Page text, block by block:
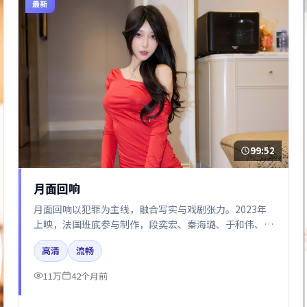
最新
99:52
月面回响
月面回响以犯罪为主线，融合写实与戏剧张力。2023年
上映，法国班底参与制作，段奕宏、秦海璐、于和伟、汤
唯、咏梅在片中呈现细腻表演，影像风格统一，配乐与剪
辑强化了情绪曲线。
高清
流畅
11万
42个月前